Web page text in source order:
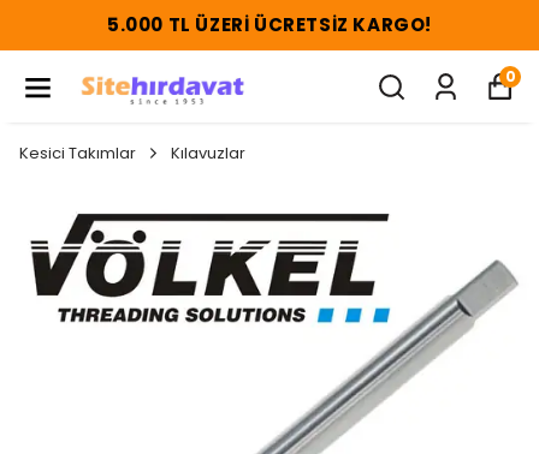
5.000 TL ÜZERI ÜCRETSIZ KARGO!
0
Kesici Takımlar Kılavuzlar